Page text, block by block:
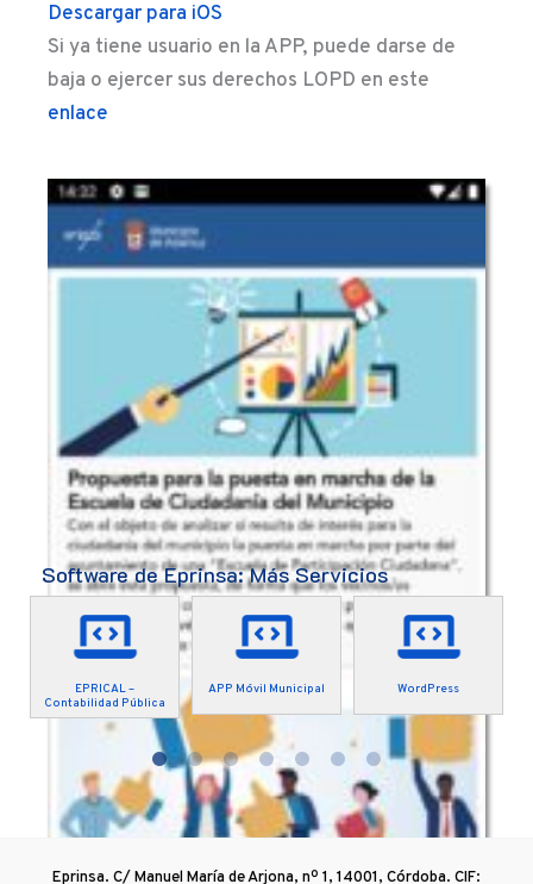
Descargar para iOS
Si ya tiene usuario en la APP, puede darse de
baja o ejercer sus derechos LOPD en este
enlace
Software de Eprinsa: Más Servicios
EPRICAL –
Contabilidad Pública
APP Móvil Municipal WordPress
Eprinsa. C/ Manuel María de Arjona, nº 1, 14001, Córdoba. CIF: